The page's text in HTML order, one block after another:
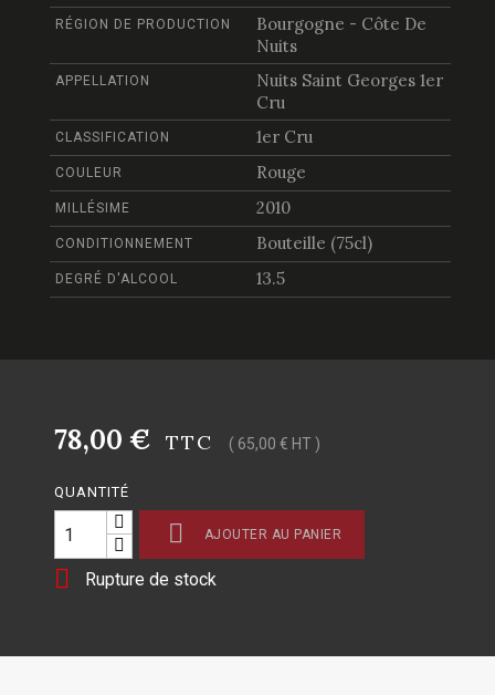
RÉGION DE PRODUCTION
Bourgogne - Côte De
Nuits
APPELLATION
Nuits Saint Georges 1er
Cru
CLASSIFICATION 1er Cru
COULEUR Rouge
MILLÉSIME 2010
CONDITIONNEMENT Bouteille (75cl)
DEGRÉ D'ALCOOL 13.5
78,00 € TTC ( 65,00 € HT )
QUANTITÉ
 AJOUTER AU PANIER
 Rupture de stock